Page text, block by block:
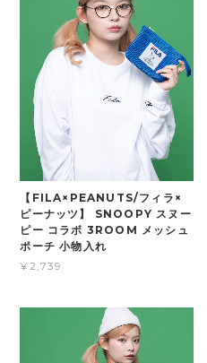
【FILA×PEANUTS/フィラ×
ピーナッツ】 SNOOPY スヌー
ピー コラボ 3ROOM メッシュ
ポーチ 小物入れ
¥2,739